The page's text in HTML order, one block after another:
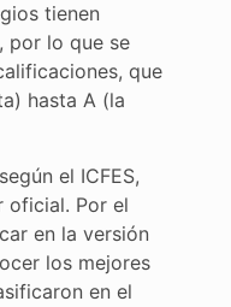
tienen
por lo que se
que
hasta A (la
el ICFES,
oficial. Por el
en la versión
los mejores
en el